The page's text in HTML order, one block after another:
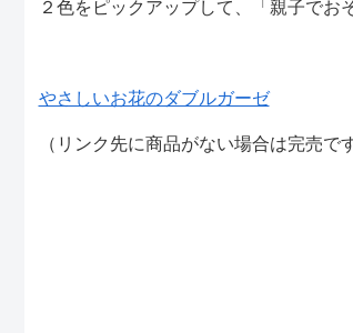
２色をピックアップして、「親子でお
やさしいお花のダブルガーゼ
（リンク先に商品がない場合は完売です